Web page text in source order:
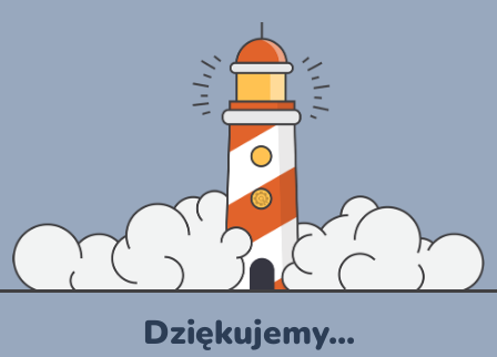
Dziękujemy...